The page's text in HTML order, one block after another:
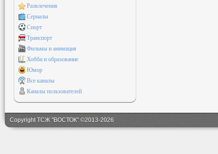
Развлечения
Сериалы
Спорт
Транспорт
Фильмы и анимация
Хобби и образование
Юмор
Все каналы
Каналы пользователей
Copyright ТСЖ "ВОСТОК" ©2013-2026